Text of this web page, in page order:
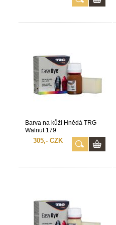
Barva na kůži Hnědá TRG
Walnut 179
305,- CZK